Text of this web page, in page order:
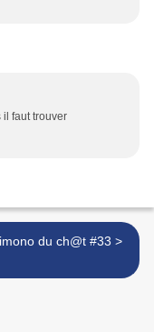
il faut trouver
Le kimono du ch@t #33 >